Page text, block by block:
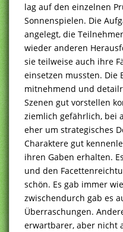
lag auf den einzelnen
Sonnenspielen. Die
angelegt, die
wieder anderen
sie teilweise auch ihre
einsetzen mussten. Die
mitnehmend und
Szenen gut vorstellen
ziemlich gefährlich, bei
eher um strategisches
Charaktere gut
ihren Gaben erhalten.
und den
schön. Es gab immer
zwischendurch gab es
Überraschungen.
erwartbarer, aber nicht